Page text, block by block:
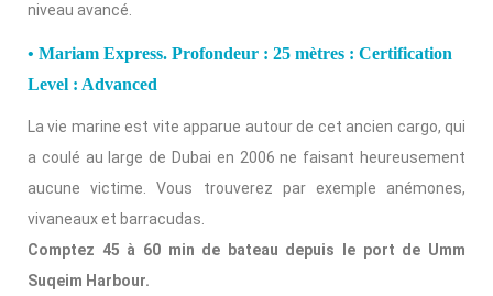
niveau avancé.
• Mariam Express. Profondeur : 25 mètres : Certification
Level : Advanced
La vie marine est vite apparue autour de cet ancien cargo, qui
a coulé au large de Dubai en 2006 ne faisant heureusement
aucune victime. Vous trouverez par exemple anémones,
vivaneaux et barracudas.
Comptez 45 à 60 min de bateau depuis le port de Umm
Suqeim Harbour.